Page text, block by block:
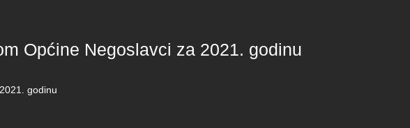
Općine Negoslavci za 2021. godinu
godinu